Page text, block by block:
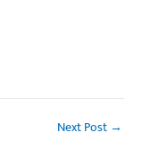
Next Post →